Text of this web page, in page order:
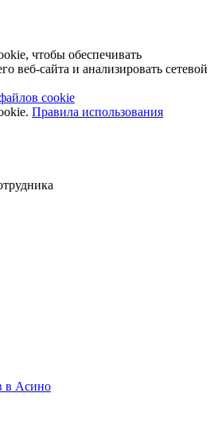
чтобы обеспечивать
веб-сайта и анализировать сетевой
cookie
Правила использования
в Асино